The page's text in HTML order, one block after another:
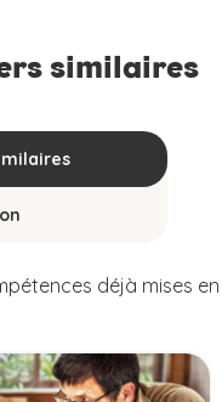
similaires
déjà mises en